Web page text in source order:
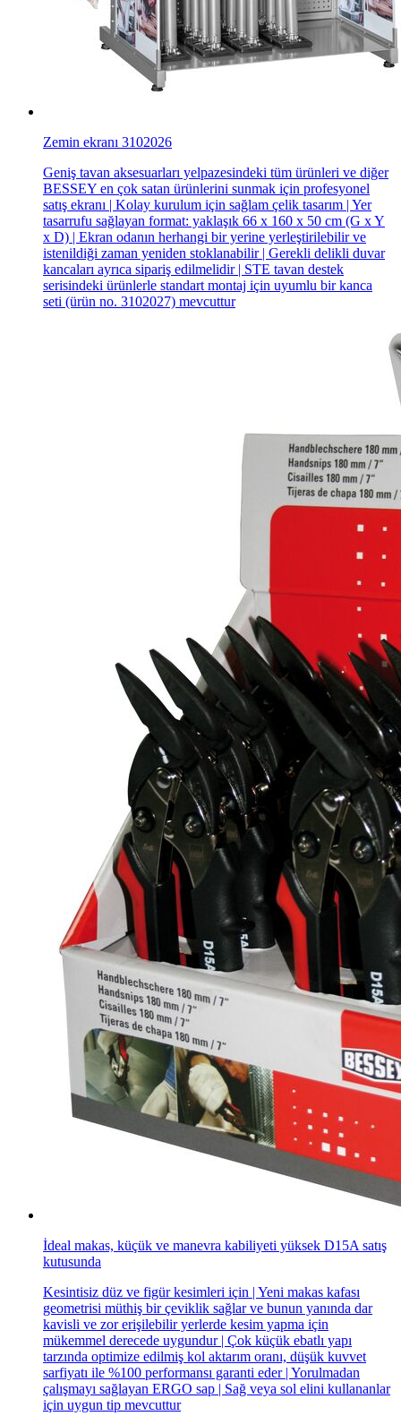
Zemin ekranı 3102026
Geniş tavan aksesuarları yelpazesindeki tüm ürünleri ve diğer
BESSEY en çok satan ürünlerini sunmak için profesyonel
satış ekranı | Kolay kurulum için sağlam çelik tasarım | Yer
tasarrufu sağlayan format: yaklaşık 66 x 160 x 50 cm (G x Y
x D) | Ekran odanın herhangi bir yerine yerleştirilebilir ve
istenildiği zaman yeniden stoklanabilir | Gerekli delikli duvar
kancaları ayrıca sipariş edilmelidir | STE tavan destek
serisindeki ürünlerle standart montaj için uyumlu bir kanca
seti (ürün no. 3102027) mevcuttur
İdeal makas, küçük ve manevra kabiliyeti yüksek D15A satış
kutusunda
Kesintisiz düz ve figür kesimleri için | Yeni makas kafası
geometrisi müthiş bir çeviklik sağlar ve bunun yanında dar
kavisli ve zor erişilebilir yerlerde kesim yapma için
mükemmel derecede uygundur | Çok küçük ebatlı yapı
tarzında optimize edilmiş kol aktarım oranı, düşük kuvvet
sarfiyatı ile %100 performansı garanti eder | Yorulmadan
çalışmayı sağlayan ERGO sap | Sağ veya sol elini kullananlar
için uygun tip mevcuttur